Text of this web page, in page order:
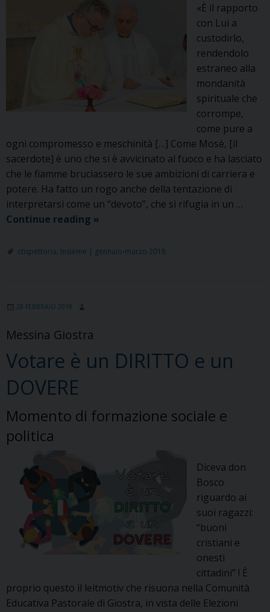
«È il rapporto
con Lui a
custodirlo,
rendendolo
estraneo alla
mondanità
spirituale che
corrompe,
come pure a
ogni compromesso e meschinità […] Come Mosè, [il
sacerdote] è uno che si è avvicinato al fuoco e ha lasciato
che le fiamme bruciassero le sue ambizioni di carriera e
potere. Ha fatto un rogo anche della tentazione di
interpretarsi come un “devoto”, che si rifugia in un …
Continue reading Lettera
dell’Ispettore
»
ctispettoria Insieme | gennaio-marzo 2018
28 FEBBRAIO 2018
Messina Giostra
Votare è un DIRITTO e un
DOVERE
Momento di formazione sociale e
politica
Diceva don
Bosco
riguardo ai
suoi ragazzi:
“buoni
cristiani e
onesti
cittadini” ! È
proprio questo il leitmotiv che risuona nella Comunità
Educativa Pastorale di Giostra, in vista delle Elezioni